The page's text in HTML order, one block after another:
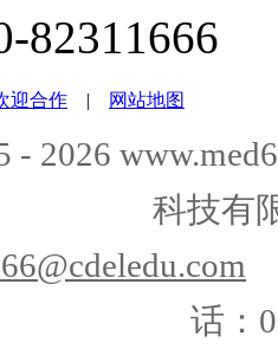
82311666
迎合作 | 网站地图
- 2026
科技有
话：